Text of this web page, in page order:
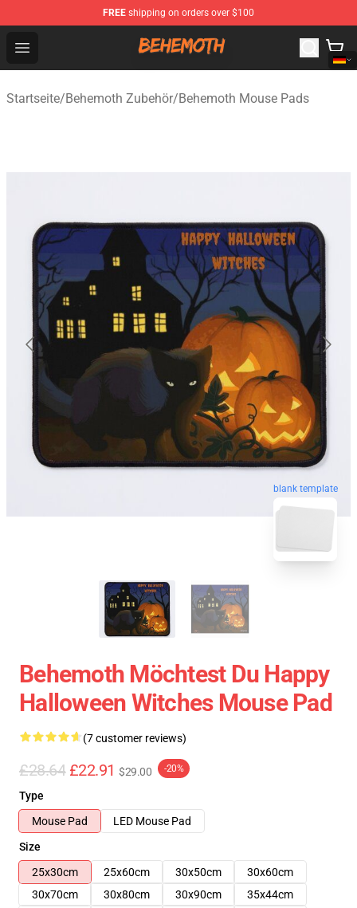
FREE shipping on orders over $100
Open menu
Behemoth Store - Official Behemoth Merchandise Shop
Startseite/Behemoth Zubehör/Behemoth Mouse Pads
blank template
Behemoth Möchtest Du Happy
Halloween Witches Mouse Pad
(7 customer reviews)
£28.64 £22.91 $29.00 -20%
Type
Mouse Pad
LED Mouse Pad
Size
25x30cm
25x60cm 30x50cm
30x60cm
30x70cm
30x80cm 30x90cm
35x44cm